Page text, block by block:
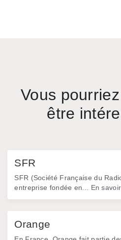
Vous
être
SFR
SFR (Société Française du
entreprise fondée en... En
Orange